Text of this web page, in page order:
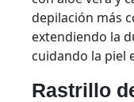
depilación más
extendiendo la
cuidando la piel
Rastrillo